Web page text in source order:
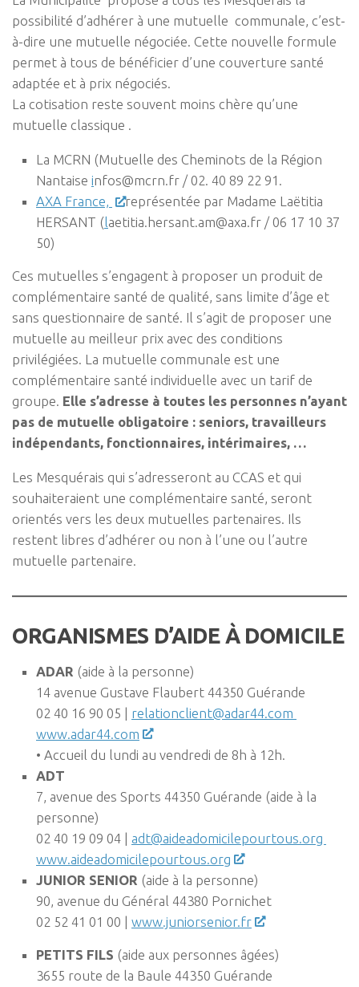
possibilité d’adhérer à une mutuelle communale, c’est-
à-dire une mutuelle négociée. Cette nouvelle formule
permet à tous de bénéficier d’une couverture santé
adaptée et à prix négociés.
La cotisation reste souvent moins chère qu’une
mutuelle classique .
La MCRN (Mutuelle des Cheminots de la Région
Nantaise infos@mcrn.fr / 02. 40 89 22 91.
AXA France,
représentée par Madame Laëtitia
HERSANT (laetitia.hersant.am@axa.fr / 06 17 10 37
50)
Ces mutuelles s’engagent à proposer un produit de
complémentaire santé de qualité, sans limite d’âge et
sans questionnaire de santé. Il s’agit de proposer une
mutuelle au meilleur prix avec des conditions
privilégiées. La mutuelle communale est une
complémentaire santé individuelle avec un tarif de
groupe. Elle s’adresse à toutes les personnes n’ayant
pas de mutuelle obligatoire : seniors, travailleurs
indépendants, fonctionnaires, intérimaires, …
Les Mesquérais qui s’adresseront au CCAS et qui
souhaiteraient une complémentaire santé, seront
orientés vers les deux mutuelles partenaires. Ils
restent libres d’adhérer ou non à l’une ou l’autre
mutuelle partenaire.
ORGANISMES D’AIDE À DOMICILE
ADAR (aide à la personne)
14 avenue Gustave Flaubert 44350 Guérande
02 40 16 90 05 | relationclient@adar44.com
www.adar44.com
• Accueil du lundi au vendredi de 8h à 12h.
ADT
7, avenue des Sports 44350 Guérande (aide à la
personne)
02 40 19 09 04 | adt@aideadomicilepourtous.org
www.aideadomicilepourtous.org
JUNIOR SENIOR (aide à la personne)
90, avenue du Général 44380 Pornichet
02 52 41 01 00 | www.juniorsenior.fr
PETITS FILS (aide aux personnes âgées)
3655 route de la Baule 44350 Guérande